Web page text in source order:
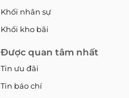
Khối nhân sự
Khối kho bãi
Được quan tâm nhất
Tin ưu đãi
Tin báo chí